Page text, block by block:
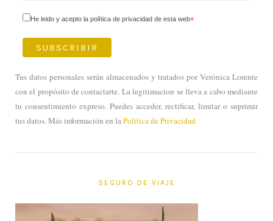
He leido y acepto la política de privacidad de esta web*
Tus datos personales serán almacenados y tratados por Verónica Lorente
con el propósito de contactarte. La legitimacion se lleva a cabo mediante
tu consentimiento expreso. Puedes acceder, rectificar, limitar o suprimir
tus datos. Más información en la Política de Privacidad
SEGURO DE VIAJE